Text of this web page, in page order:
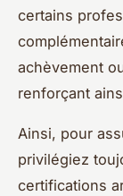
certains
achèvement
renforçant
Ainsi, pour
privilégiez
certifications